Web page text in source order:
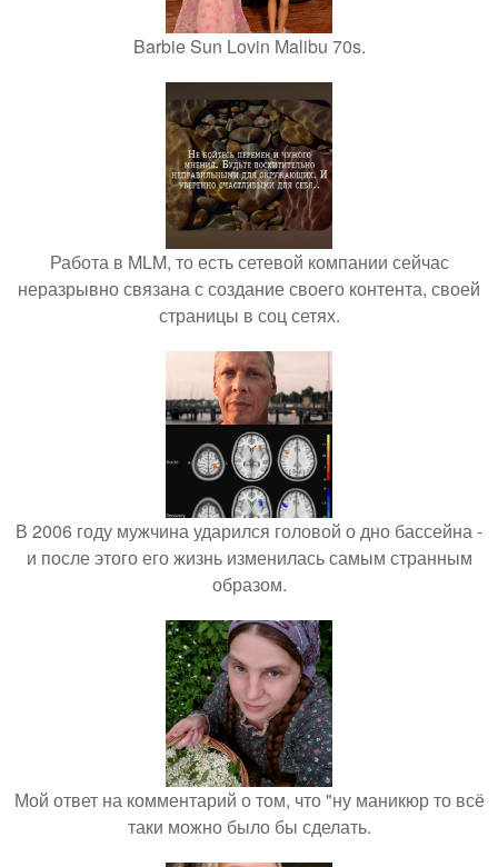
Barbie Sun Lovin Malibu 70s.
Работа в MLM, то есть сетевой компании сейчас
неразрывно связана с создание своего контента, своей
страницы в соц сетях.
В 2006 году мужчина ударился головой о дно бассейна -
и после этого его жизнь изменилась самым странным
образом.
Мой ответ на комментарий о том, что "ну маникюр то всё
таки можно было бы сделать.